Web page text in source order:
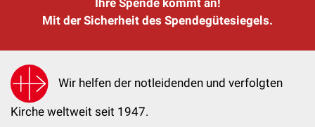
Ihre Spende kommt an!
Mit der Sicherheit des Spendegütesiegels.
Wir helfen der notleidenden und verfolgten
Kirche weltweit seit 1947.